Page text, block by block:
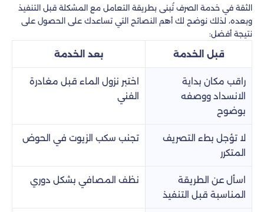
الثقة في خدمة الصرف تُبنى بطريقة التعامل مع المشكلة قبل التنفيذ
وبعده، لذلك نوضح لك أهم النصائح التي تساعدك على الحصول على
نتيجة أفضل:
قبل الخدمة بعد الخدمة
راقب مكان بداية
الانسداد ووصفه
بوضوح
اختبر نزول الماء قبل مغادرة
الفني
لا تؤجل بطء التصريف
المتكرر
تجنب سكب الزيوت في الحوض
اسأل عن الطريقة
المناسبة قبل التنفيذ
نظف المصافي بشكل دوري